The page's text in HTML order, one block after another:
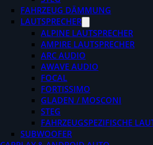
FAHRZEUG DÄMMUNG
LAUTSPRECHER
ALPINE LAUTSPRECHER
AMPIRE LAUTSPRECHER
ARC AUDIO
AWAVE AUDIO
FOCAL
FORTISSIMO
GLADEN / MOSCONI
STEG
FAHRZEUGSPEZIFISCHE
SUBWOOFER